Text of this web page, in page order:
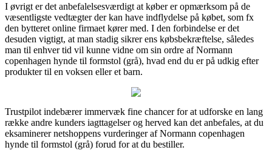
I øvrigt er det anbefalelsesværdigt at køber er opmærksom på de
væsentligste vedtægter der kan have indflydelse på købet, som fx
den bytteret online firmaet kører med. I den forbindelse er det
desuden vigtigt, at man stadig sikrer ens købsbekræftelse, således
man til enhver tid vil kunne vidne om sin ordre af Normann
copenhagen hynde til formstol (grå), hvad end du er på udkig efter
produkter til en voksen eller et barn.
Trustpilot indebærer immervæk fine chancer for at udforske en lang
række andre kunders iagttagelser og herved kan det anbefales, at du
eksaminerer netshoppens vurderinger af Normann copenhagen
hynde til formstol (grå) forud for at du bestiller.